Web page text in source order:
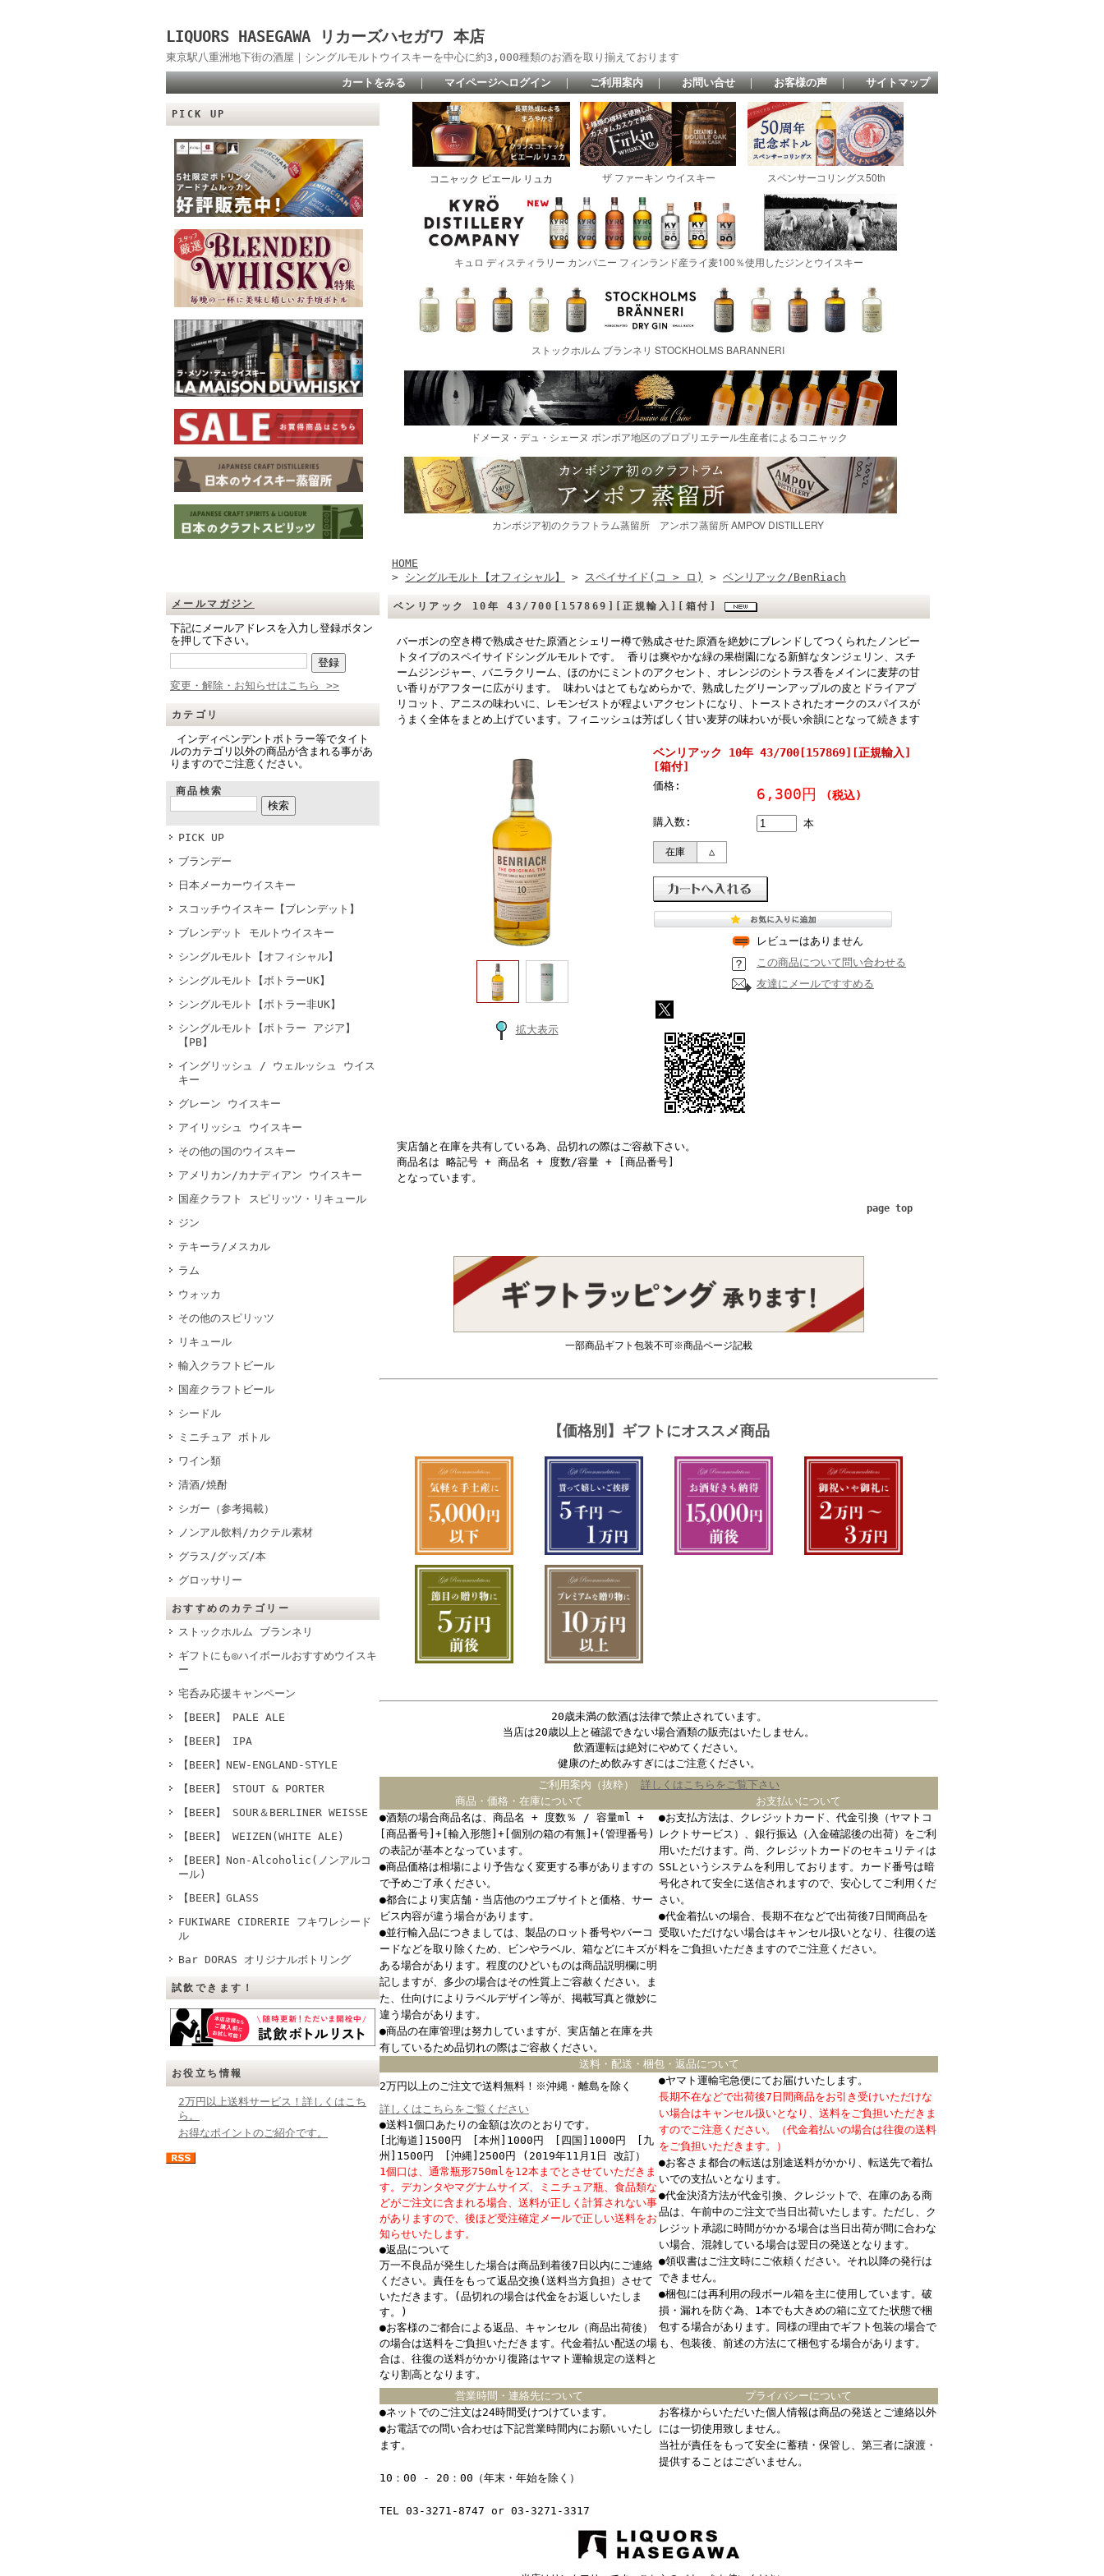
LIQUORS HASEGAWA リカーズハセガワ 本店
東京駅八重洲地下街の酒屋｜シングルモルトウイスキーを中心に約3,000種類のお酒を取り揃えております
カートをみる ｜ マイページへログイン ｜ ご利用案内 ｜ お問い合せ ｜ お客様の声 ｜ サイトマップ
PICK UP
メールマガジン
下記にメールアドレスを入力し登録ボタン
を押して下さい。
変更・解除・お知らせはこちら >>
カテゴリ
インディペンデントボトラー等でタイト
ルのカテゴリ以外の商品が含まれる事があ
りますのでご注意ください。
商品検索
PICK UP
ブランデー
日本メーカーウイスキー
スコッチウイスキー【ブレンデット】
ブレンデット モルトウイスキー
シングルモルト【オフィシャル】
シングルモルト【ボトラーUK】
シングルモルト【ボトラー非UK】
シングルモルト【ボトラー アジア】
【PB】
イングリッシュ / ウェルッシュ ウイス
キー
グレーン ウイスキー
アイリッシュ ウイスキー
その他の国のウイスキー
アメリカン/カナディアン ウイスキー
国産クラフト スピリッツ・リキュール
ジン
テキーラ/メスカル
ラム
ウォッカ
その他のスピリッツ
リキュール
輸入クラフトビール
国産クラフトビール
シードル
ミニチュア ボトル
ワイン類
清酒/焼酎
シガー（参考掲載）
ノンアル飲料/カクテル素材
グラス/グッズ/本
グロッサリー
おすすめのカテゴリー
ストックホルム ブランネリ
ギフトにも◎ハイボールおすすめウイスキ
ー
宅呑み応援キャンペーン
【BEER】 PALE ALE
【BEER】 IPA
【BEER】NEW-ENGLAND-STYLE
【BEER】 STOUT & PORTER
【BEER】 SOUR＆BERLINER WEISSE
【BEER】 WEIZEN(WHITE ALE)
【BEER】Non-Alcoholic(ノンアルコ
ール)
【BEER】GLASS
FUKIWARE CIDRERIE フキワレシード
ル
Bar DORAS オリジナルボトリング
試飲できます！
お役立ち情報
2万円以上送料サービス！詳しくはこち
ら。
お得なポイントのご紹介です。
HOME
> シングルモルト【オフィシャル】 > スペイサイド(コ > ロ) > ベンリアック/BenRiach
ベンリアック 10年 43/700[157869][正規輸入][箱付]
バーボンの空き樽で熟成させた原酒とシェリー樽で熟成させた原酒を絶妙にブレンドしてつくられたノンピー
トタイプのスペイサイドシングルモルトです。 香りは爽やかな緑の果樹園になる新鮮なタンジェリン、スチ
ームジンジャー、バニラクリーム、ほのかにミントのアクセント、オレンジのシトラス香をメインに麦芽の甘
い香りがアフターに広がります。 味わいはとてもなめらかで、熟成したグリーンアップルの皮とドライアプ
リコット、アニスの味わいに、レモンゼストが程よいアクセントになり、トーストされたオークのスパイスが
うまく全体をまとめ上げています。フィニッシュは芳ばしく甘い麦芽の味わいが長い余韻にとなって続きます
拡大表示
ベンリアック 10年 43/700[157869][正規輸入]
[箱付]
価格: 6,300円 (税込)
購入数: 本
在庫 △
レビューはありません
この商品について問い合わせる
友達にメールですすめる
実店舗と在庫を共有している為、品切れの際はご容赦下さい。
商品名は 略記号 + 商品名 + 度数/容量 + [商品番号]
となっています。
page top
一部商品ギフト包装不可※商品ページ記載
20歳未満の飲酒は法律で禁止されています。
当店は20歳以上と確認できない場合酒類の販売はいたしません。
飲酒運転は絶対にやめてください。
健康のため飲みすぎにはご注意ください。
ご利用案内（抜粋） 詳しくはこちらをご覧下さい
商品・価格・在庫について
お支払いについて
●酒類の場合商品名は、商品名 + 度数％ / 容量ml +
[商品番号]+[輸入形態]+[個別の箱の有無]+(管理番号)
の表記が基本となっています。
●商品価格は相場により予告なく変更する事がありますの
で予めご了承ください。
●都合により実店舗・当店他のウエブサイトと価格、サー
ビス内容が違う場合があります。
●並行輸入品につきましては、製品のロット番号やバーコ
ードなどを取り除くため、ビンやラベル、箱などにキズが
ある場合があります。程度のひどいものは商品説明欄に明
記しますが、多少の場合はその性質上ご容赦ください。ま
た、仕向けによりラベルデザイン等が、掲載写真と微妙に
違う場合があります。
●商品の在庫管理は努力していますが、実店舗と在庫を共
有しているため品切れの際はご容赦ください。
●お支払方法は、クレジットカード、代金引換（ヤマトコ
レクトサービス）、銀行振込（入金確認後の出荷）をご利
用いただけます。尚、クレジットカードのセキュリティは
SSLというシステムを利用しております。カード番号は暗
号化されて安全に送信されますので、安心してご利用くだ
さい。
●代金着払いの場合、長期不在などで出荷後7日間商品を
受取いただけない場合はキャンセル扱いとなり、往復の送
料をご負担いただきますのでご注意ください。
送料・配送・梱包・返品について
2万円以上のご注文で送料無料！※沖縄・離島を除く
詳しくはこちらをご覧ください
●送料1個口あたりの金額は次のとおりです。
[北海道]1500円 [本州]1000円 [四国]1000円 [九
州]1500円 [沖縄]2500円 (2019年11月1日 改訂）
1個口は、通常瓶形750mlを12本までとさせていただきま
す。デカンタやマグナムサイズ、ミニチュア瓶、食品類な
どがご注文に含まれる場合、送料が正しく計算されない事
がありますので、後ほど受注確定メールで正しい送料をお
知らせいたします。
●返品について
万一不良品が発生した場合は商品到着後7日以内にご連絡
ください。責任をもって返品交換(送料当方負担）させて
いただきます。(品切れの場合は代金をお返しいたしま
す。)
●お客様のご都合による返品、キャンセル（商品出荷後）
の場合は送料をご負担いただきます。代金着払い配送の場
合は、往復の送料がかかり復路はヤマト運輸規定の送料と
なり割高となります。
●ヤマト運輸宅急便にてお届けいたします。
長期不在などで出荷後7日間商品をお引き受けいただけな
い場合はキャンセル扱いとなり、送料をご負担いただきま
すのでご注意ください。（代金着払いの場合は往復の送料
をご負担いただきます。）
●お客さま都合の転送は別途送料がかかり、転送先で着払
いでの支払いとなります。
●代金決済方法が代金引換、クレジットで、在庫のある商
品は、午前中のご注文で当日出荷いたします。ただし、ク
レジット承認に時間がかかる場合は当日出荷が間に合わな
い場合、混雑している場合は翌日の発送となります。
●領収書はご注文時にご依頼ください。それ以降の発行は
できません。
●梱包には再利用の段ボール箱を主に使用しています。破
損・漏れを防ぐ為、1本でも大きめの箱に立てた状態で梱
包する場合があります。同様の理由でギフト包装の場合で
も、包装後、前述の方法にて梱包する場合があります。
営業時間・連絡先について
プライバシーについて
●ネットでのご注文は24時間受けつけています。
●お電話での問い合わせは下記営業時間内にお願いいたし
ます。
10：00 - 20：00（年末・年始を除く）
TEL 03-3271-8747 or 03-3271-3317
お客様からいただいた個人情報は商品の発送とご連絡以外
には一切使用致しません。
当社が責任をもって安全に蓄積・保管し、第三者に譲渡・
提供することはございません。